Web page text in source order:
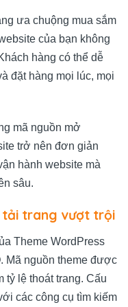
ưa chuộng mua sắm
của bạn không
hàng có thể dễ
đặt hàng mọi lúc, mọi
mã nguồn mở
trở nên đơn giản
hành website mà
sâu.
tải trang vượt trội
Theme WordPress
. Mã nguồn theme được
tỷ lệ thoát trang. Cấu
các công cụ tìm kiếm